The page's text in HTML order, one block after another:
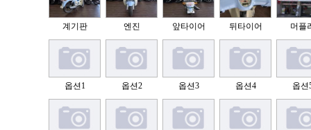
계기판 엔진 앞타이어 뒤타이어 머플
옵션1 옵션2 옵션3 옵션4 옵션